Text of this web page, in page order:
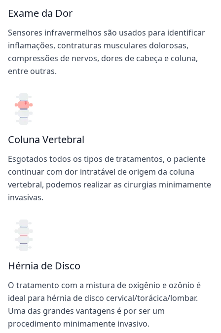
Exame da Dor
Sensores infravermelhos são usados para identificar
inflamações, contraturas musculares dolorosas,
compressões de nervos, dores de cabeça e coluna,
entre outras.
Coluna Vertebral
Esgotados todos os tipos de tratamentos, o paciente
continuar com dor intratável de origem da coluna
vertebral, podemos realizar as cirurgias minimamente
invasivas.
Hérnia de Disco
O tratamento com a mistura de oxigênio e ozônio é
ideal para hérnia de disco cervical/torácica/lombar.
Uma das grandes vantagens é por ser um
procedimento minimamente invasivo.